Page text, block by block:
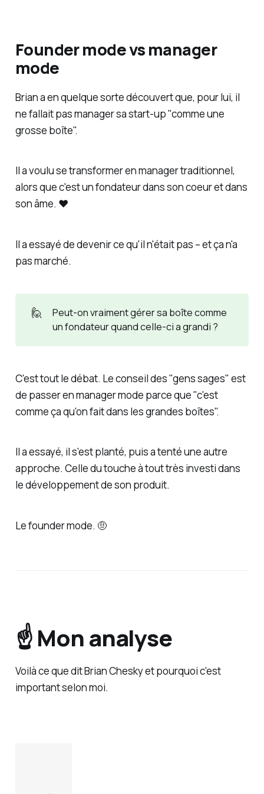
Founder mode vs manager
mode
Brian a en quelque sorte découvert que, pour lui, il
ne fallait pas manager sa start-up "comme une
grosse boîte".
Il a voulu se transformer en manager traditionnel,
alors que c'est un fondateur dans son coeur et dans
son âme. ❤️
Il a essayé de devenir ce qu'il n'était pas – et ça n'a
pas marché.
🙋
Peut-on vraiment gérer sa boîte comme
un fondateur quand celle-ci a grandi ?
C'est tout le débat. Le conseil des "gens sages" est
de passer enmanager mode parce que "c'est
comme ça qu'on fait dans les grandes boîtes".
Il a essayé, il s'est planté, puis a tenté une autre
approche. Celle du touche à tout très investi dans
le développement de son produit.
Lefounder mode. 🤨
☝️ Mon analyse
Voilà ce que dit Brian Chesky et pourquoi c'est
important selon moi.